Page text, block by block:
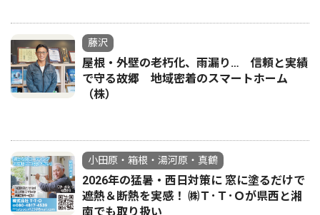
藤沢
屋根・外壁の老朽化、雨漏り… 信頼と実績
で守る故郷 地域密着のスマートホーム
（株）
小田原・箱根・湯河原・真鶴
2026年の猛暑・西日対策に 窓に塗るだけで
遮熱＆断熱を実感！ ㈱Ｔ･Ｔ･Ｏが県西と湘
南でも取り扱い